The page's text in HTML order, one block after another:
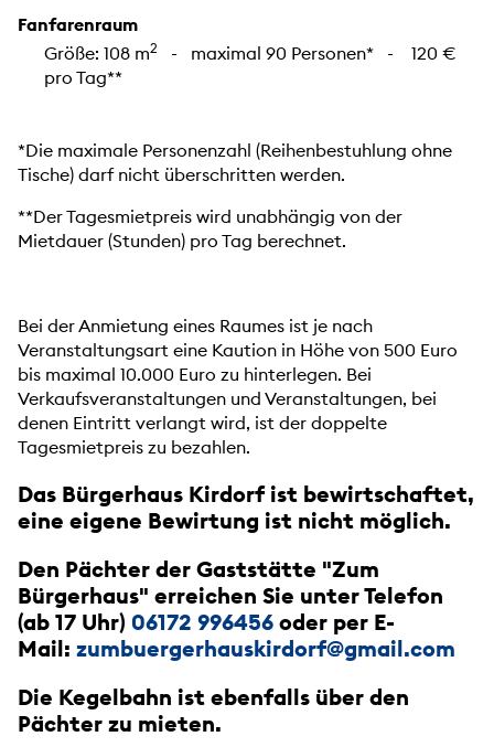
Fanfarenraum
Größe: 108 m2
- maximal 90 Personen* - 120 €
pro Tag**
*Die maximale Personenzahl (Reihenbestuhlung ohne
Tische) darf nicht überschritten werden.
**Der Tagesmietpreis wird unabhängig von der
Mietdauer (Stunden) pro Tag berechnet.
Bei der Anmietung eines Raumes ist je nach
Veranstaltungsart eine Kaution in Höhe von 500 Euro
bis maximal 10.000 Euro zu hinterlegen. Bei
Verkaufsveranstaltungen und Veranstaltungen, bei
denen Eintritt verlangt wird, ist der doppelte
Tagesmietpreis zu bezahlen.
Das Bürgerhaus Kirdorf ist bewirtschaftet,
eine eigene Bewirtung ist nicht möglich.
Den Pächter der Gaststätte "Zum
Bürgerhaus" erreichen Sie unter Telefon
(ab 17 Uhr) 06172 996456 oder per E-
Mail: zumbuergerhauskirdorf@gmail.com
Die Kegelbahn ist ebenfalls über den
Pächter zu mieten.